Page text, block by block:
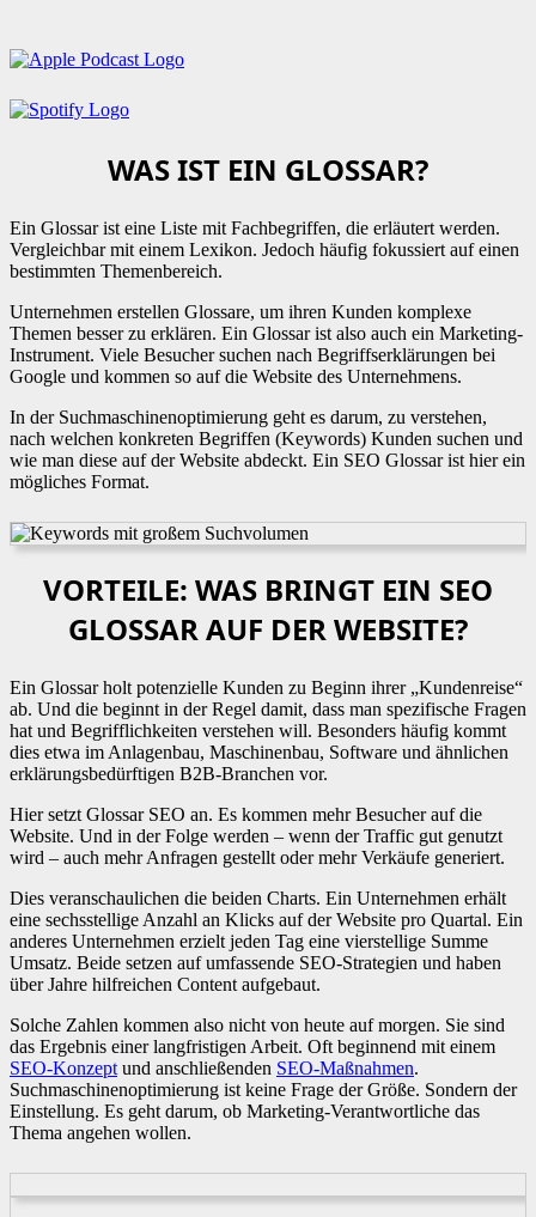
WAS IST EIN GLOSSAR?
Ein Glossar ist eine Liste mit Fachbegriffen, die erläutert werden.
Vergleichbar mit einem Lexikon. Jedoch häufig fokussiert auf einen
bestimmten Themenbereich.
Unternehmen erstellen Glossare, um ihren Kunden komplexe
Themen besser zu erklären. Ein Glossar ist also auch ein Marketing-
Instrument. Viele Besucher suchen nach Begriffserklärungen bei
Google und kommen so auf die Website des Unternehmens.
In der Suchmaschinenoptimierung geht es darum, zu verstehen,
nach welchen konkreten Begriffen (Keywords) Kunden suchen und
wie man diese auf der Website abdeckt. Ein SEO Glossar ist hier ein
mögliches Format.
VORTEILE: WAS BRINGT EIN SEO
GLOSSAR AUF DER WEBSITE?
Ein Glossar holt potenzielle Kunden zu Beginn ihrer „Kundenreise“
ab. Und die beginnt in der Regel damit, dass man spezifische Fragen
hat und Begrifflichkeiten verstehen will. Besonders häufig kommt
dies etwa im Anlagenbau, Maschinenbau, Software und ähnlichen
erklärungsbedürftigen B2B-Branchen vor.
Hier setzt Glossar SEO an. Es kommen mehr Besucher auf die
Website. Und in der Folge werden – wenn der Traffic gut genutzt
wird – auch mehr Anfragen gestellt oder mehr Verkäufe generiert.
Dies veranschaulichen die beiden Charts. Ein Unternehmen erhält
eine sechsstellige Anzahl an Klicks auf der Website pro Quartal. Ein
anderes Unternehmen erzielt jeden Tag eine vierstellige Summe
Umsatz. Beide setzen auf umfassende SEO-Strategien und haben
über Jahre hilfreichen Content aufgebaut.
Solche Zahlen kommen also nicht von heute auf morgen. Sie sind
das Ergebnis einer langfristigen Arbeit. Oft beginnend mit einem
SEO-Konzept und anschließenden SEO-Maßnahmen.
Suchmaschinenoptimierung ist keine Frage der Größe. Sondern der
Einstellung. Es geht darum, ob Marketing-Verantwortliche das
Thema angehen wollen.